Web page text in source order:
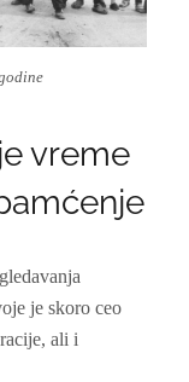
vreme
je skoro ceo
ali i